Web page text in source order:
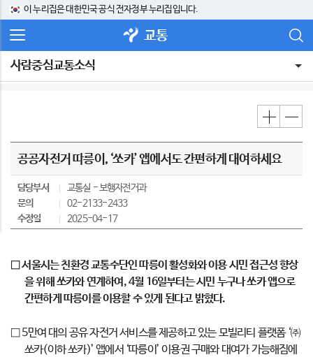
이 누리집은 대한민국 공식 전자정부 누리집입니다.
교통
사람중심교통소식
공공자전거 따릉이, ‘쏘카’ 앱에서도 간편하게 대여하세요
담당부서 교통실
보행자전거과
문의
02-2133-2433
수정일
2025-04-17
□ 서울시는 친환경 교통수단인 따릉이 활성화와 이용 시민 접근성 향상
을 위해 쏘카와 연계하여, 4월 16일부터는 시민 누구나 쏘카 앱으로
간편하게 따릉이를 이용할 수 있게 된다고 밝혔다.
□ 5만여 대의 공유 자전거 서비스를 제공하고 있는 모빌리티 플랫폼 ‘㈜
쏘카(이하 쏘카)’ 앱에서 ‘따릉이’ 이용권 구매와 대여가 가능해짐에